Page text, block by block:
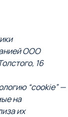
ООО
16
“cookie” —
на
их